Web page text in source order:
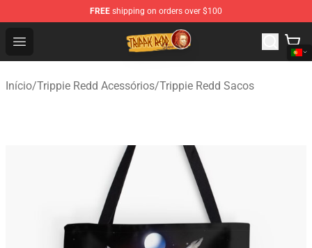
FREE shipping on orders over $100
Open menu
Trippie Redd Store - Official Trippie Redd Merchandise
Início/Trippie Redd Acessórios/Trippie Redd Sacos